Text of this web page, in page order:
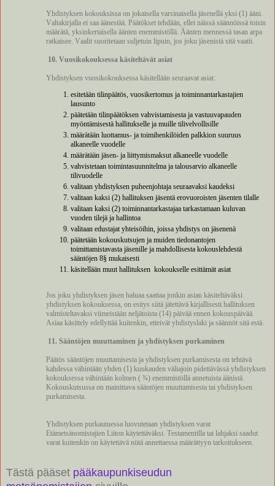
Yhdistyksen kokouksissa on jokaisella varsinaisella jäsenellä yksi (1) ääni.
Valtakirjalla ei saa äänestää. Päätökset tehdään, ellei näissä säännöissä toisin
määrätä, yksinkertaisella äänten enemmistöllä. Äänten mennessä tasan arpa
ratkaisee. Vaalit suoritetaan suljetuin lipuin, jos joku jäsenistä sitä vaatii.
10. Vuosikokouksessa käsiteltävät asiat
Yhdistyksen vuosikokouksessa käsitellään seuraavat asiat:
esitetään tilinpäätös, vuosikertomus ja toiminnantarkastajien
lausunto
päätetään tilinpäätöksen vahvistamisesta ja vastuuvapauden
myöntämisestä hallitukselle ja muille tilivelvollisille
määrätään luottamus- ja toimihenkilöiden palkkion suuruus
alkaneelle vuodelle
määrätään jäsen- ja liittymismaksut alkaneelle vuodelle
vahvistetaan toimintasuunnitelma ja talousarvio alkaneelle
tilivuodelle
valitaan yhdistyksen puheenjohtaja seuraavaksi kaudeksi
valitaan kaksi (2) hallituksen jäsentä erovuoroisten jäsenten tilalle
valitaan kaksi (2) toiminnantarkastajaa tarkastamaan kuluvan
vuoden tilejä ja hallintoa
valitaan edustajat yhteisöihin, joissa yhdistys on jäsenenä
päätetään kokouskutsujen ja muiden tiedonantojen
toimittamistavasta jäsenille ja mahdollisesta kokouslehdestä
sääntöjen 8§ mukaisesti
käsitellään muut hallituksen kokoukselle esittämät asiat
Jos joku yhdistyksen jäsen haluaa saattaa jonkin asian käsiteltäväksi
yhdistyksen kokouksessa, on esitys siitä jätettävä kirjallisesti hallituksen
valmisteltavaksi viimeistään neljätoista (14) päivää ennen kokouspäivää.
Asiaa käsittely edellyttää kuitenkin, etteivät yhdistyslaki ja säännöt sitä estä.
11. Sääntöjen muuttaminen ja yhdistyksen purkaminen
Päätös sääntöjen muuttamisesta ja yhdistyksen purkamisesta on tehtävä
kahdessa vähintään yhden (1) kuukauden väliajoin pidettävässä yhdistyksen
kokouksessa vähintään kolmen ( ¾) enemmistöllä annetuista äänistä.
Kokouskutsussa on mainittava sääntöjen muuttamisesta tai yhdistyksen
purkamisesta.
Yhdistyksen purkautuessa luovutetaan yhdistyksen varat
Etämetsänomistajien Liiton käytettäväksi. Testamentilla tai lahjaksi saadut
varat kuitenkin on käytettävä niitä annettaessa määrättyyn tarkoitukseen.
Tästä pääset pääkaupunkiseudun